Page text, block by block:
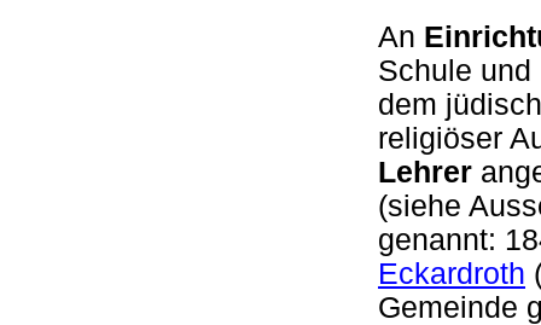
An
Schule und
dem
religiöser
Lehrer
(siehe
genannt:
Eckardroth
Gemeinde